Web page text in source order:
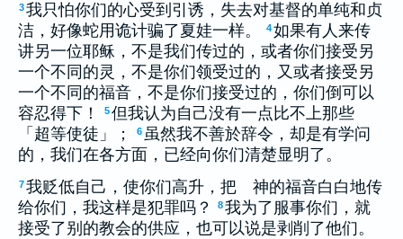
3我只怕你们的心受到引诱，失去对基督的单纯和贞
洁，好像蛇用诡计骗了夏娃一样。
4如果有人来传
讲另一位耶稣，不是我们传过的，或者你们接受另
一个不同的灵，不是你们领受过的，又或者接受另
一个不同的福音，不是你们接受过的，你们倒可以
容忍得下！
5但我认为自己没有一点比不上那些
「超等使徒」；
6虽然我不善於辞令，却是有学问
的，我们在各方面，已经向你们清楚显明了。
7我贬低自己，使你们高升，把 神的福音白白地传
给你们，我这样是犯罪吗？
8我为了服事你们，就
接受了别的教会的供应，也可以说是剥削了他们。